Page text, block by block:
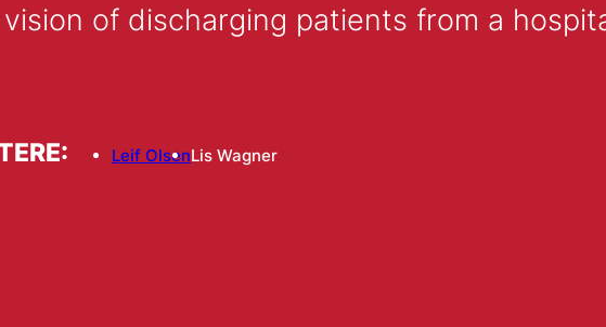
of discharging patients from a
Leif OlsenLis Wagner